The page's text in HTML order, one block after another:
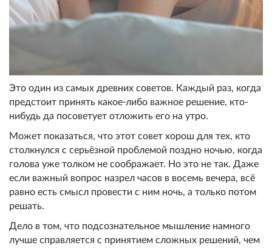
Это один из самых древних советов. Каждый раз, когда
предстоит принять какое-либо важное решение, кто-
нибудь да посоветует отложить его на утро.
Может показаться, что этот совет хорош для тех, кто
столкнулся с серьёзной проблемой поздно ночью, когда
голова уже толком не соображает. Но это не так. Даже
если важный вопрос назрел часов в восемь вечера, всё
равно есть смысл провести с ним ночь, а только потом
решать.
Дело в том, что подсознательное мышление намного
лучше справляется с принятием сложных решений, чем